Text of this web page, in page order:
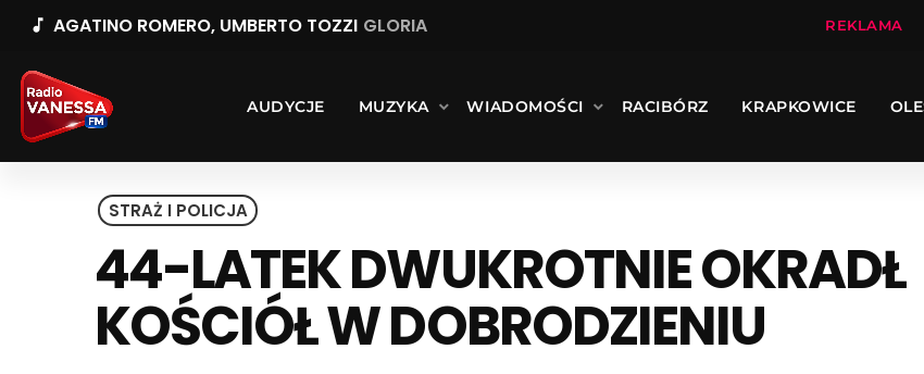
music_note AGATINO ROMERO, UMBERTO TOZZI GLORIA REKLAMA
AUDYCJE MUZYKA WIADOMOŚCI RACIBÓRZ KRAPKOWICE
STRAŻ I POLICJA
44-LATEK DWUKROTNIE OKRADŁ
KOŚCIÓŁ W DOBRODZIENIU